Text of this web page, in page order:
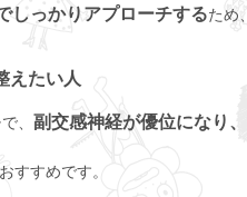
しっかりアプローチするため
えたい人
、 副交感神経が優位になり
すすめです。